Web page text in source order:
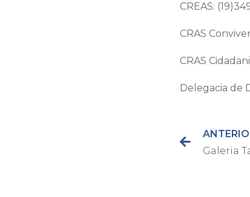
CREAS:
CRAS
CRAS
Delegacia de